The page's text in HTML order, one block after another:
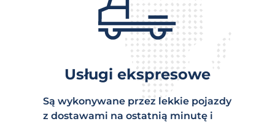
Usługi ekspresowe
Są wykonywane przez lekkie pojazdy
z dostawami na ostatnią minutę i